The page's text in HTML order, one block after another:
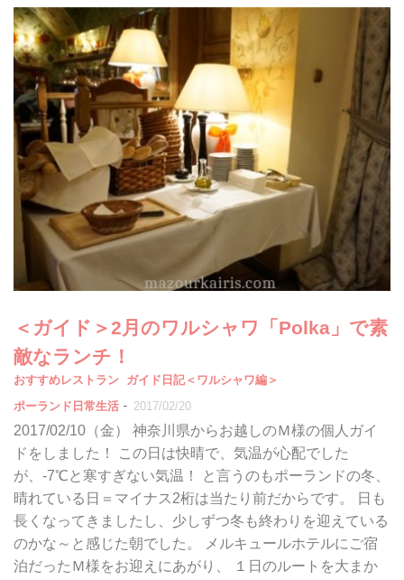
＜ガイド＞2月のワルシャワ「Polka」で素
敵なランチ！
おすすめレストラン ガイド日記＜ワルシャワ編＞
ポーランド日常生活 - 2017/02/20
2017/02/10（金） 神奈川県からお越しのＭ様の個人ガイ
ドをしました！ この日は快晴で、気温が心配でした
が、-7℃と寒すぎない気温！ と言うのもポーランドの冬、
晴れている日＝マイナス2桁は当たり前だからです。 日も
長くなってきましたし、少しずつ冬も終わりを迎えている
のかな～と感じた朝でした。 メルキュールホテルにご宿
泊だったＭ様をお迎えにあがり、 １日のルートを大まか